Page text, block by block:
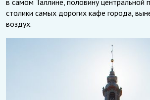
столики самых дорогих кафе города,
воздух.